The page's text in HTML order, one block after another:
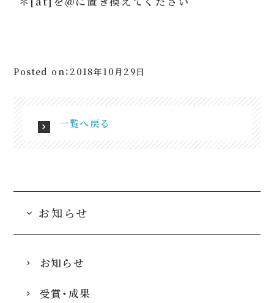
Posted on：2018年10月29日
一覧へ戻る
お知らせ
お知らせ
受賞・成果